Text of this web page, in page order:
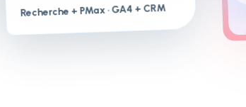
Recherche + PMax· GA4 + CRM